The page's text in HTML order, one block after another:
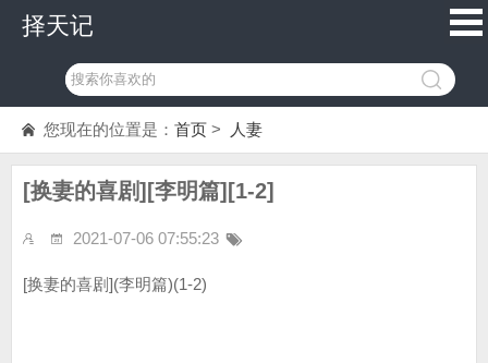
择天记
您现在的位置是： 首页 > 人妻
[换妻的喜剧][李明篇][1-2]
2021-07-06 07:55:23
[换妻的喜剧](李明篇)(1-2)